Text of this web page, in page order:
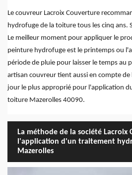
Le couvreur Lacroix Couverture
hydrofuge de la toiture tous les cinq ans.
Le meilleur moment pour appliquer le
peinture hydrofuge est le printemps ou
période de pluie pour laisser le temps au
artisan couvreur tient aussi en compte
jour le plus approprié pour l'application
toiture Mazerolles 40090.
La méthode de la société
l'application d'un traitement
Mazerolles